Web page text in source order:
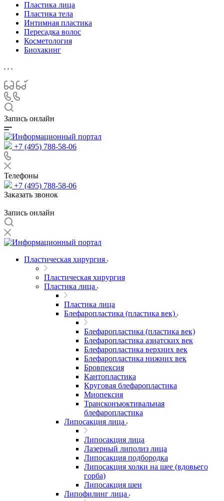
Пластика лица
Пластика тела
Интимная пластика
Пересадка волос
Косметология
Биохакинг
Запись онлайн
+7 (495) 788-58-06
Телефоны
+7 (495) 788-58-06
Заказать звонок
Запись онлайн
Пластическая хирургия
Пластическая хирургия
Пластика лица
Пластика лица
Блефаропластика (пластика век)
Блефаропластика (пластика век)
Блефаропластика азиатских век
Блефаропластика верхних век
Блефаропластика нижних век
Бровпексия
Кантопластика
Круговая блефаропластика
Миопексия
Трансконъюктивальная
блефаропластика
Липосакция лица
Липосакция лица
Лазерный липолиз лица
Липосакция подбородка
Липосакция холки на шее (вдовьего
горба)
Липосакция шеи
Липофилинг лица